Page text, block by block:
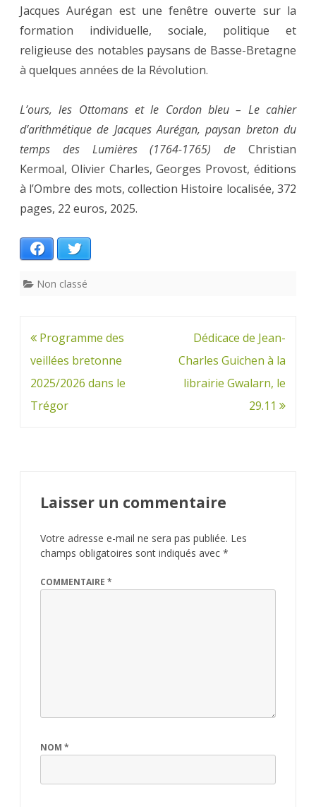
Jacques Aurégan est une fenêtre ouverte sur la
formation individuelle, sociale, politique et
religieuse des notables paysans de Basse-Bretagne
à quelques années de la Révolution.
L’ours, les Ottomans et le Cordon bleu – Le cahier
d’arithmétique de Jacques Aurégan, paysan breton du
temps des Lumières (1764-1765) de Christian
Kermoal, Olivier Charles, Georges Provost, éditions
à l’Ombre des mots, collection Histoire localisée, 372
pages, 22 euros, 2025.
Facebook
Non classé
Navigation
de
l’article
Programme des
veillées bretonne
2025/2026 dans le
Trégor
Dédicace de Jean-
Charles Guichen à la
librairie Gwalarn, le
29.11
Laisser un commentaire
Votre adresse e-mail ne sera pas publiée. Les
champs obligatoires sont indiqués avec *
COMMENTAIRE *
NOM *